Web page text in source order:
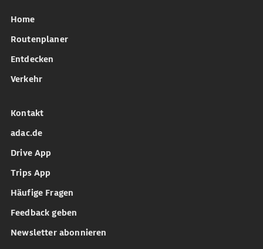
Home
Routenplaner
Entdecken
Verkehr
Kontakt
adac.de
Drive App
Trips App
Häufige Fragen
Feedback geben
Newsletter abonnieren